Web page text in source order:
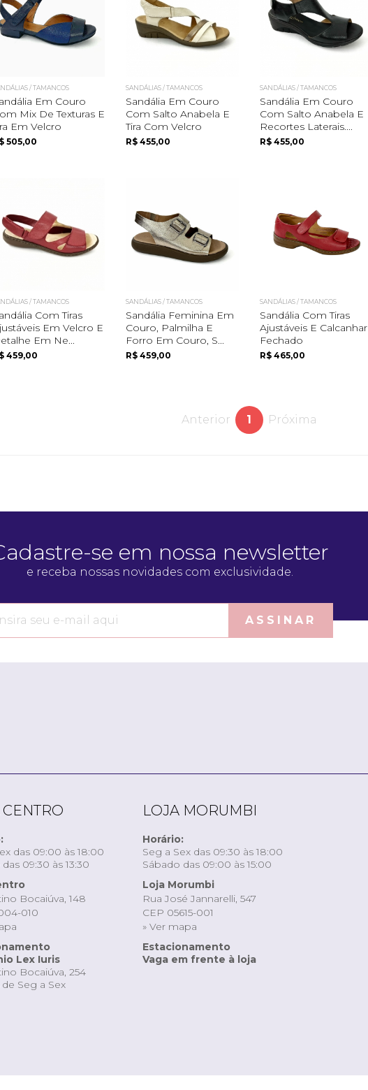
/ TAMANCOS
Em Couro
Mix De Texturas E
Em Velcro
505,00
SANDÁLIAS / TAMANCOS
Sandália Em Couro
Com Salto Anabela E
Tira Com Velcro
R$ 455,00
SANDÁLIAS / TAMANCOS
Sandália Em Couro
Com Salto Anabela E
Recortes Laterais....
R$ 455,00
/ TAMANCOS
Com Tiras
Em Velcro E
Em Ne...
459,00
SANDÁLIAS / TAMANCOS
Sandália Feminina Em
Couro, Palmilha E
Forro Em Couro, S...
R$ 459,00
SANDÁLIAS / TAMANCOS
Sandália Com Tiras
Ajustáveis E Calcanhar
Fechado
R$ 465,00
Anterior 1 Próxima
se em nossa newsletter
e receba nossas novidades com exclusividade.
ASSINAR
das 09:00 às 18:00
09:30 às 13:30
Bocaiúva, 148
010
Lex Iuris
Bocaiúva, 254
Seg a Sex
LOJA MORUMBI
Horário:
Seg a Sex das 09:30 às 18:00
Sábado das 09:00 às 15:00
Loja Morumbi
Rua José Jannarelli, 547
CEP 05615-001
» Ver mapa
Estacionamento
Vaga em frente à loja